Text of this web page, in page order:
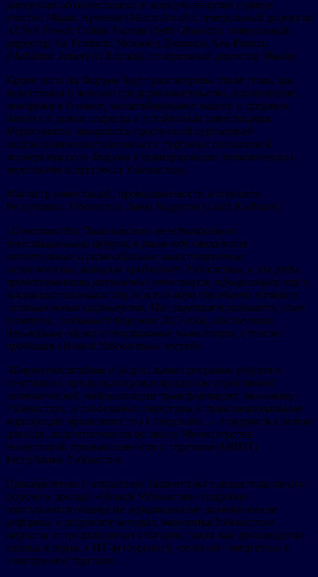
дискуссии об инвестициях в зеленую энергию примут
участие Марко Арчелли (Marco Arcelli), генеральный директор
ACWA Power; Сейфи Гасеми (Seifi Ghasemi), генеральный
директор Air Products; Мохамед Джамиль Аль-Рамахи
(Mohamed Jameel Al Ramahi), генеральный директор Masdar.
Кроме того, на Форуме будут рассмотрены такие темы, как
инвестиции в женское предпринимательство, вдохновение
молодежи в бизнесе, масштабирование малого и среднего
бизнеса и новые подходы к устойчивым инвестициям.
Мероприятие завершится престижной церемонией
подписания инвестиционных и торговых соглашений,
подчеркнув роль Форума в трансформации экономических
перспектив и прогресса Узбекистана.
Министр инвестиций, промышленности и торговли
Республики Узбекистан Лазиз Кудратов (Laziz Kudratov):
«Повестка дня Ташкентского международного
инвестиционного форума в этом году отражает
значительные и разнообразные инвестиционные
возможности, которые предлагает Узбекистан, и мы рады
приветствовать уважаемых инвесторов, официальных лиц и
высокопоставленных лиц со всего мира для обмена идеями и
создания новых партнерств. Мы стремимся развивать успех
и импульс, созданный Форумом 2023 года, обеспечивая
дальнейшие сделки и иностранные инвестиции, а также
продвигая «Новый Узбекистан» вперед».
Широкомасштабная и радикальная программа реформ в
сочетании с продолжающимся процессом управляемой
экономической либерализации трансформирует экономику
Узбекистана, и глобальные инвесторы и транснациональные
корпорации принимают это к сведению, — говорится в новом
докладе, подготовленном по заказу Министерства
инвестиций, промышленности и торговли (МИПТ)
Республики Узбекистан.
Одновременно с открытием Ташкентского инвестиционного
форума в докладе «Новый Узбекистан» подробно
описываются обширные и радикальные экономические
реформы, в результате которых экономика Узбекистана
перешла от традиционных секторов, таких как производство
хлопка и зерна, к ИТ-аутсорсингу, «зеленой» энергетике и
электронной торговле.